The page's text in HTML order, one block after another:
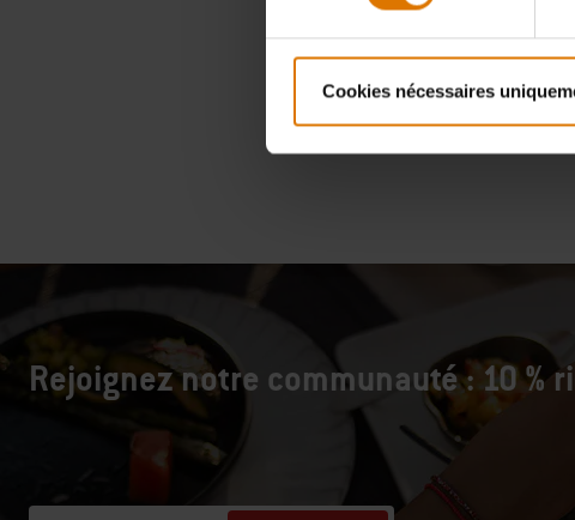
Cookies nécessaires
79,95 €
TVA incluse
Color Options
Rejoignez notre communauté : 10 %